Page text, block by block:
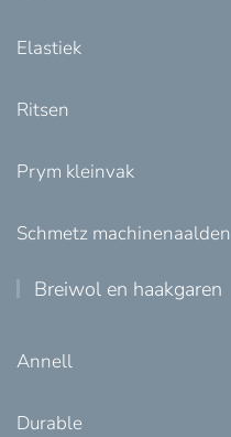
Elastiek
Ritsen
Prym kleinvak
Schmetz machinenaalden
Breiwol en haakgaren
Annell
Durable